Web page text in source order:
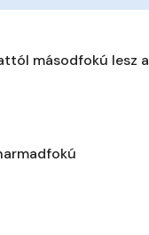
másodfokú lesz a